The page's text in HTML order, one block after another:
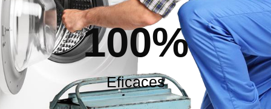
Eficaces
100%